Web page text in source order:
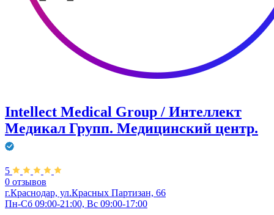
Intellect Medical Group / Интеллект
Медикал Групп. Медицинский центр.
5
0 отзывов
г.Краснодар, ул.Красных Партизан, 66
Пн-Сб 09:00-21:00, Вс 09:00-17:00